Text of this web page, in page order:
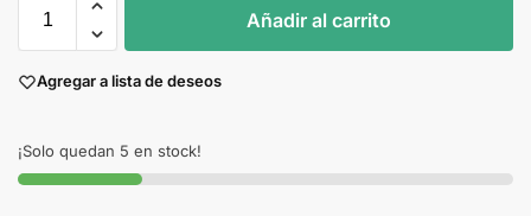
Añadir al carrito
Agregar a lista de deseos
¡Solo quedan 5 en stock!